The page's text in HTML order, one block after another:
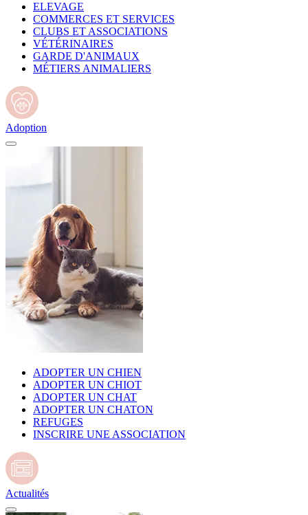
ELEVAGE
COMMERCES ET SERVICES
CLUBS ET ASSOCIATIONS
VÉTÉRINAIRES
GARDE D'ANIMAUX
MÉTIERS ANIMALIERS
Adoption
ADOPTER UN CHIEN
ADOPTER UN CHIOT
ADOPTER UN CHAT
ADOPTER UN CHATON
REFUGES
INSCRIRE UNE ASSOCIATION
Actualités